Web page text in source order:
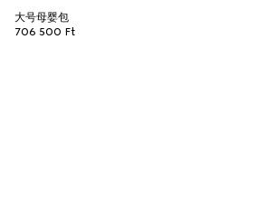
大号母婴包
706 500 Ft